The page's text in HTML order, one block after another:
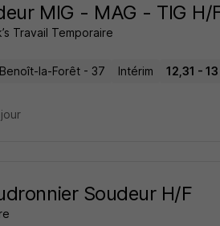
MIG - MAG - TIG H/
Travail Temporaire
la-Forêt - 37 Intérim 12,31 -
Soudeur H/F